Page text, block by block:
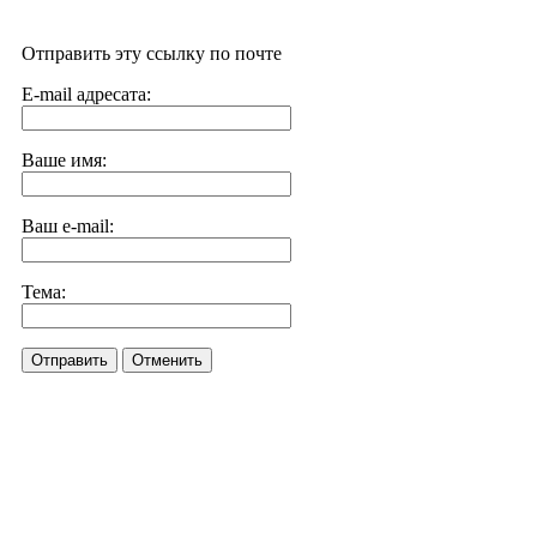
Отправить эту ссылку по почте
E-mail адресата:
Ваше имя:
Ваш e-mail:
Тема:
Отправить Отменить